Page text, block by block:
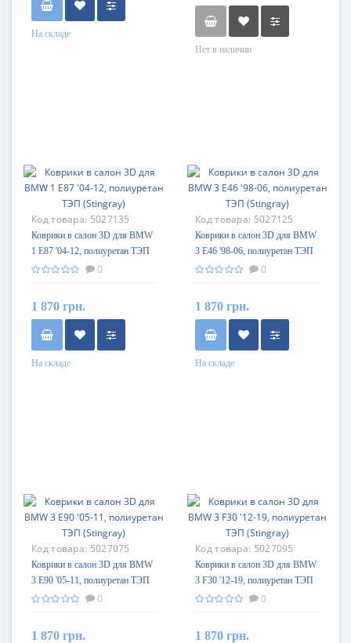
На складе
Нет в наличии
Код товара: 5027135
Коврики в салон 3D для BMW
1 E87 '04-12, полиуретан ТЭП
(Stingray)
0
1 870 грн.
На складе
Код товара: 5027125
Коврики в салон 3D для BMW
3 E46 '98-06, полиуретан ТЭП
(Stingray)
0
1 870 грн.
На складе
Код товара: 5027075
Коврики в салон 3D для BMW
3 E90 '05-11, полиуретан ТЭП
(Stingray)
0
1 870 грн.
Код товара: 5027095
Коврики в салон 3D для BMW
3 F30 '12-19, полиуретан ТЭП
(Stingray)
0
1 870 грн.